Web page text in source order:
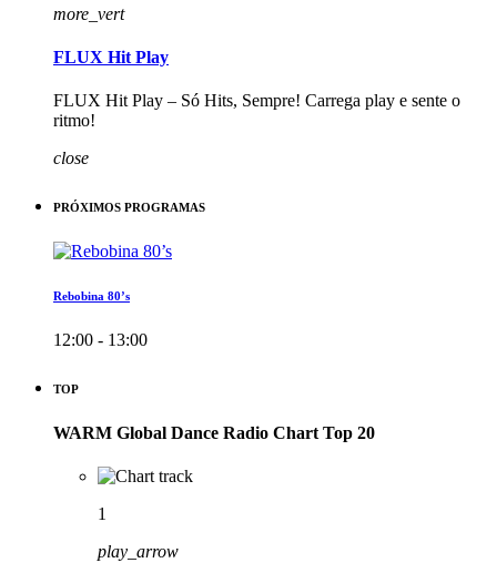
more_vert
FLUX Hit Play
FLUX Hit Play – Só Hits, Sempre! Carrega play e sente o
ritmo!
close
PRÓXIMOS PROGRAMAS
Rebobina 80’s
12:00 - 13:00
TOP
WARM Global Dance Radio Chart Top 20
1
play_arrow